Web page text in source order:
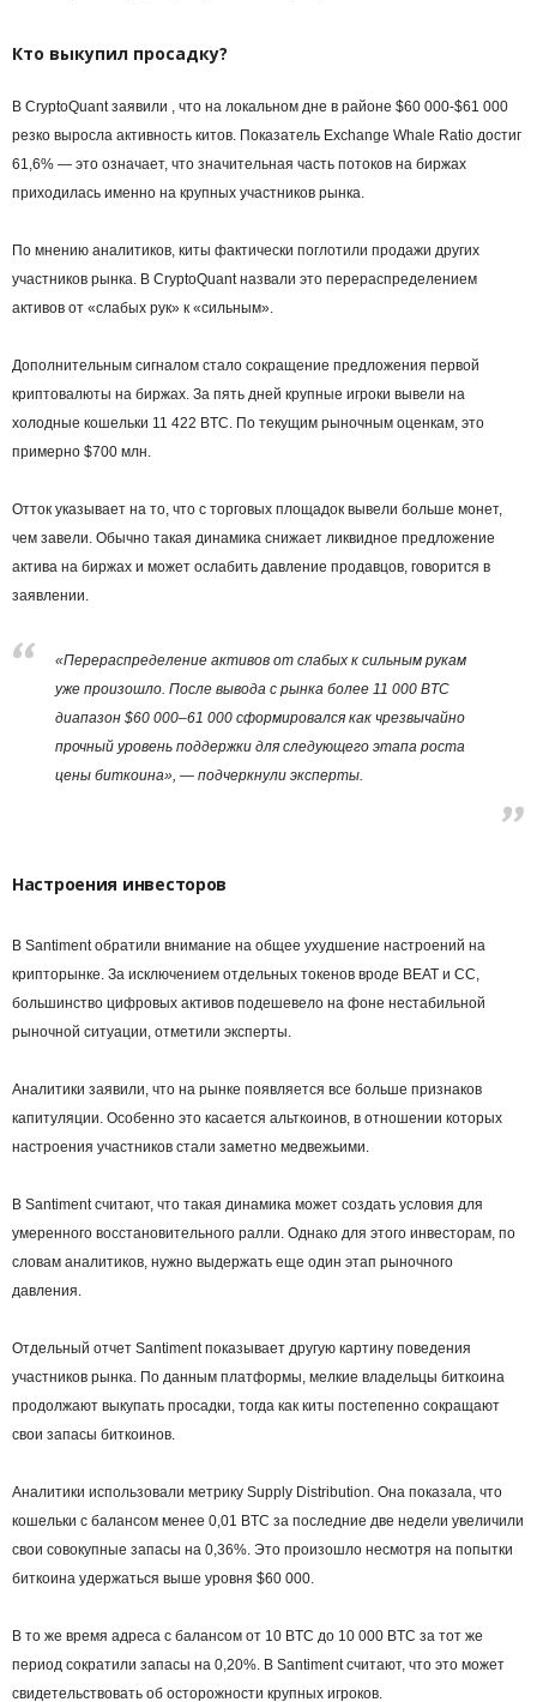
Кто выкупил просадку?
В CryptoQuant заявили , что на локальном дне в районе $60 000-$61 000
резко выросла активность китов. Показатель Exchange Whale Ratio достиг
61,6% — это означает, что значительная часть потоков на биржах
приходилась именно на крупных участников рынка.
По мнению аналитиков, киты фактически поглотили продажи других
участников рынка. В CryptoQuant назвали это перераспределением
активов от «слабых рук» к «сильным».
Дополнительным сигналом стало сокращение предложения первой
криптовалюты на биржах. За пять дней крупные игроки вывели на
холодные кошельки 11 422 BTC. По текущим рыночным оценкам, это
примерно $700 млн.
Отток указывает на то, что с торговых площадок вывели больше монет,
чем завели. Обычно такая динамика снижает ликвидное предложение
актива на биржах и может ослабить давление продавцов, говорится в
заявлении.
«Перераспределение активов от слабых к сильным рукам
уже произошло. После вывода с рынка более 11 000 BTC
диапазон $60 000–61 000 сформировался как чрезвычайно
прочный уровень поддержки для следующего этапа роста
цены биткоина», — подчеркнули эксперты.
Настроения инвесторов
В Santiment обратили внимание на общее ухудшение настроений на
крипторынке. За исключением отдельных токенов вроде BEAT и CC,
большинство цифровых активов подешевело на фоне нестабильной
рыночной ситуации, отметили эксперты.
Аналитики заявили, что на рынке появляется все больше признаков
капитуляции. Особенно это касается альткоинов, в отношении которых
настроения участников стали заметно медвежьими.
В Santiment считают, что такая динамика может создать условия для
умеренного восстановительного ралли. Однако для этого инвесторам, по
словам аналитиков, нужно выдержать еще один этап рыночного
давления.
Отдельный отчет Santiment показывает другую картину поведения
участников рынка. По данным платформы, мелкие владельцы биткоина
продолжают выкупать просадки, тогда как киты постепенно сокращают
свои запасы биткоинов.
Аналитики использовали метрику Supply Distribution. Она показала, что
кошельки с балансом менее 0,01 BTC за последние две недели увеличили
свои совокупные запасы на 0,36%. Это произошло несмотря на попытки
биткоина удержаться выше уровня $60 000.
В то же время адреса с балансом от 10 BTC до 10 000 BTC за тот же
период сократили запасы на 0,20%. В Santiment считают, что это может
свидетельствовать об осторожности крупных игроков.